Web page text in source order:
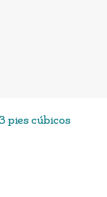
pies cúbicos